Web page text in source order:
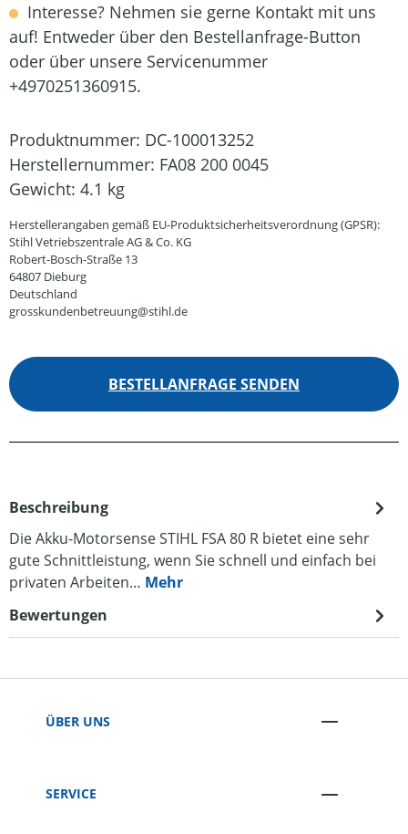
Interesse? Nehmen sie gerne Kontakt mit uns
auf! Entweder über den Bestellanfrage-Button
oder über unsere Servicenummer
+4970251360915.
Produktnummer: DC-100013252
Herstellernummer: FA08 200 0045
Gewicht: 4.1 kg
Herstellerangaben gemäß EU-Produktsicherheitsverordnung (GPSR):
Stihl Vetriebszentrale AG & Co. KG
Robert-Bosch-Straße 13
64807 Dieburg
Deutschland
grosskundenbetreuung@stihl.de
BESTELLANFRAGE SENDEN
Beschreibung
Die Akku-Motorsense STIHL FSA 80 R bietet eine sehr
gute Schnittleistung, wenn Sie schnell und einfach bei
privaten Arbeiten… Mehr
Bewertungen
ÜBER UNS
SERVICE